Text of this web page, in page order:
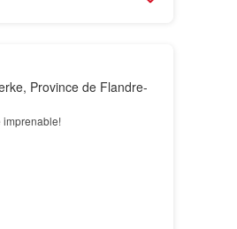
Province de Flandre-
imprenable!